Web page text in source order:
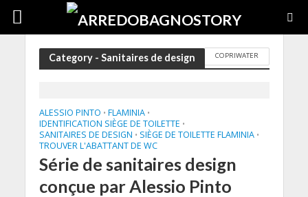
Category - Sanitaires de design COPRIWATER
ALESSIO PINTO • FLAMINIA •
IDENTIFICATION SIÈGE DE TOILETTE •
SANITAIRES DE DESIGN • SIÈGE DE TOILETTE FLAMINIA •
TROUVER L'ABATTANT DE WC
Série de sanitaires design
conçue par Alessio Pinto